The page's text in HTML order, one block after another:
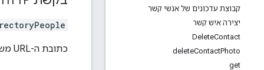
קבוצת עדכונים של אנשי קשר
יצירה איש קשר
DeleteContact
deleteContactPhoto
get
כתובת ה-URL משתמשת בתחביר של